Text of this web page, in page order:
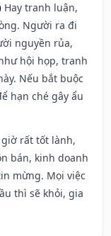
Hay tranh luận,
Người ra đi
nguyền rủa,
hội họp, tranh
Nếu bắt buộc
hạn ché gây ẩu
giờ rất tốt lành,
bán, kinh doanh
mừng. Mọi việc
thì sẽ khỏi, gia